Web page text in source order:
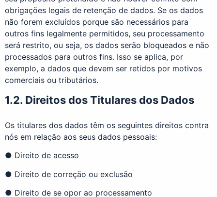
obrigações legais de retenção de dados. Se os dados
não forem excluídos porque são necessários para
outros fins legalmente permitidos, seu processamento
será restrito, ou seja, os dados serão bloqueados e não
processados para outros fins. Isso se aplica, por
exemplo, a dados que devem ser retidos por motivos
comerciais ou tributários.
1.2. Direitos dos Titulares dos Dados
Os titulares dos dados têm os seguintes direitos contra
nós em relação aos seus dados pessoais:
● Direito de acesso
● Direito de correção ou exclusão
● Direito de se opor ao processamento